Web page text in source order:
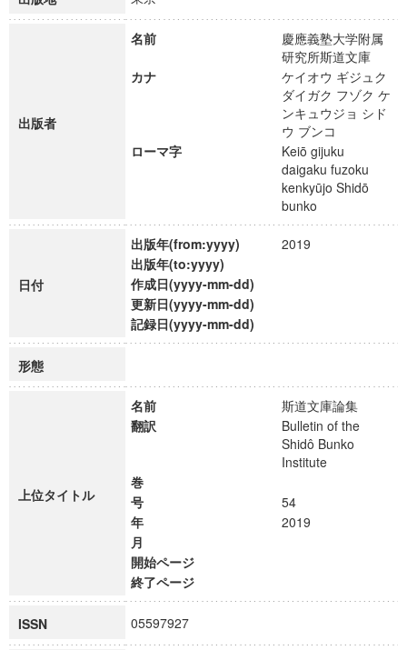
出版者
名前
慶應義塾大学附属
研究所斯道文庫
カナ
ケイオウ ギジュク
ダイガク フゾク ケ
ンキュウジョ シド
ウ ブンコ
ローマ字
Keiō gijuku
daigaku fuzoku
kenkyūjo Shidō
bunko
日付
出版年(from:yyyy)
2019
出版年(to:yyyy)
作成日(yyyy-mm-dd)
更新日(yyyy-mm-dd)
記録日(yyyy-mm-dd)
形態
上位タイトル
名前
斯道文庫論集
翻訳
Bulletin of the
Shidô Bunko
Institute
巻
号
54
年
2019
月
開始ページ
終了ページ
ISSN 05597927